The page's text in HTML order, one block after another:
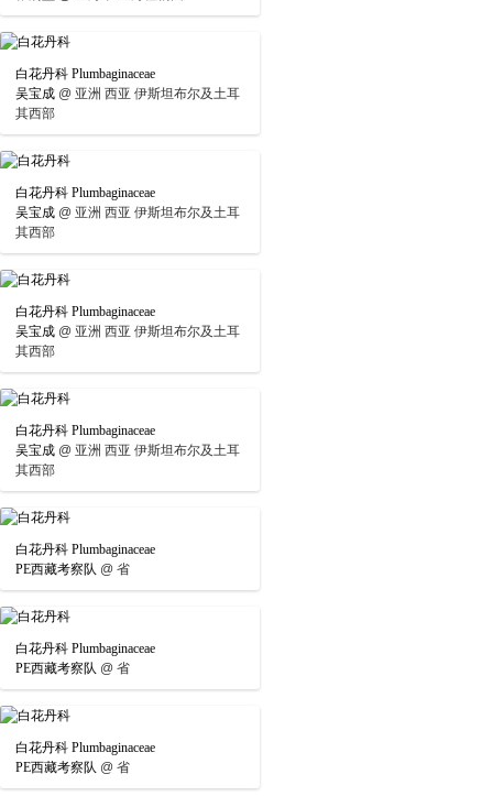
白花丹科 Plumbaginaceae
吴宝成 @ 亚洲 西亚 伊斯坦布尔及土耳
其西部
白花丹科 Plumbaginaceae
吴宝成 @ 亚洲 西亚 伊斯坦布尔及土耳
其西部
白花丹科 Plumbaginaceae
吴宝成 @ 亚洲 西亚 伊斯坦布尔及土耳
其西部
白花丹科 Plumbaginaceae
吴宝成 @ 亚洲 西亚 伊斯坦布尔及土耳
其西部
白花丹科 Plumbaginaceae
PE西藏考察队 @ 省
白花丹科 Plumbaginaceae
PE西藏考察队 @ 省
白花丹科 Plumbaginaceae
PE西藏考察队 @ 省